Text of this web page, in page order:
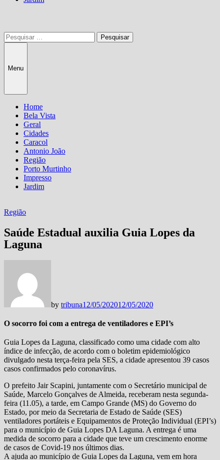
Pesquisar
por:
Menu
Home
Bela Vista
Geral
Cidades
Caracol
Antonio João
Região
Porto Murtinho
Impresso
Jardim
Região
Saúde Estadual auxilia Guia Lopes da
Laguna
by tribuna12/05/202012/05/2020
O socorro foi com a entrega de ventiladores e EPI’s
Guia Lopes da Laguna, classificado como uma cidade com alto
índice de infecção, de acordo com o boletim epidemiológico
divulgado nesta terça-feira pela SES, a cidade apresentou 39 casos
casos confirmados pelo coronavírus.
O prefeito Jair Scapini, juntamente com o Secretário municipal de
Saúde, Marcelo Gonçalves de Almeida, receberam nesta segunda-
feira (11.05), a tarde, em Campo Grande (MS) do Governo do
Estado, por meio da Secretaria de Estado de Saúde (SES)
ventiladores portáteis e Equipamentos de Proteção Individual (EPI’s)
para o município de Guia Lopes DA Laguna. A entrega é uma
medida de socorro para a cidade que teve um crescimento enorme
de casos de Covid-19 nos últimos dias.
A ajuda ao município de Guia Lopes da Laguna, vem em hora